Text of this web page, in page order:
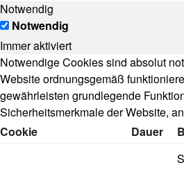
Notwendig
Notwendig
Immer aktiviert
Notwendige Cookies sind absolut
Website ordnungsgemäß
gewährleisten grundlegende
Sicherheitsmerkmale der Website,
Cookie
Dauer